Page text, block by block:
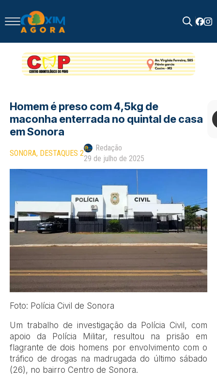
for:
Homem é preso com 4,5kg de
maconha enterrada no quintal de casa
em Sonora
SONORA DESTAQUES 2
Redação
29 de julho de 2025
Foto: Polícia Civil de Sonora
Um trabalho de investigação da Polícia Civil, com
apoio da Polícia Militar, resultou na prisão em
flagrante de dois homens por envolvimento com o
tráfico de drogas na madrugada do último sábado
(26), no bairro Centro de Sonora.